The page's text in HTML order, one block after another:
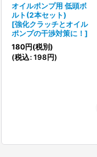
オイルポンプ用 低頭ボ
ルト(2本セット)
[強化クラッチとオイル
ポンプの干渉対策に！ ]
180円(税別)
(税込: 198円)